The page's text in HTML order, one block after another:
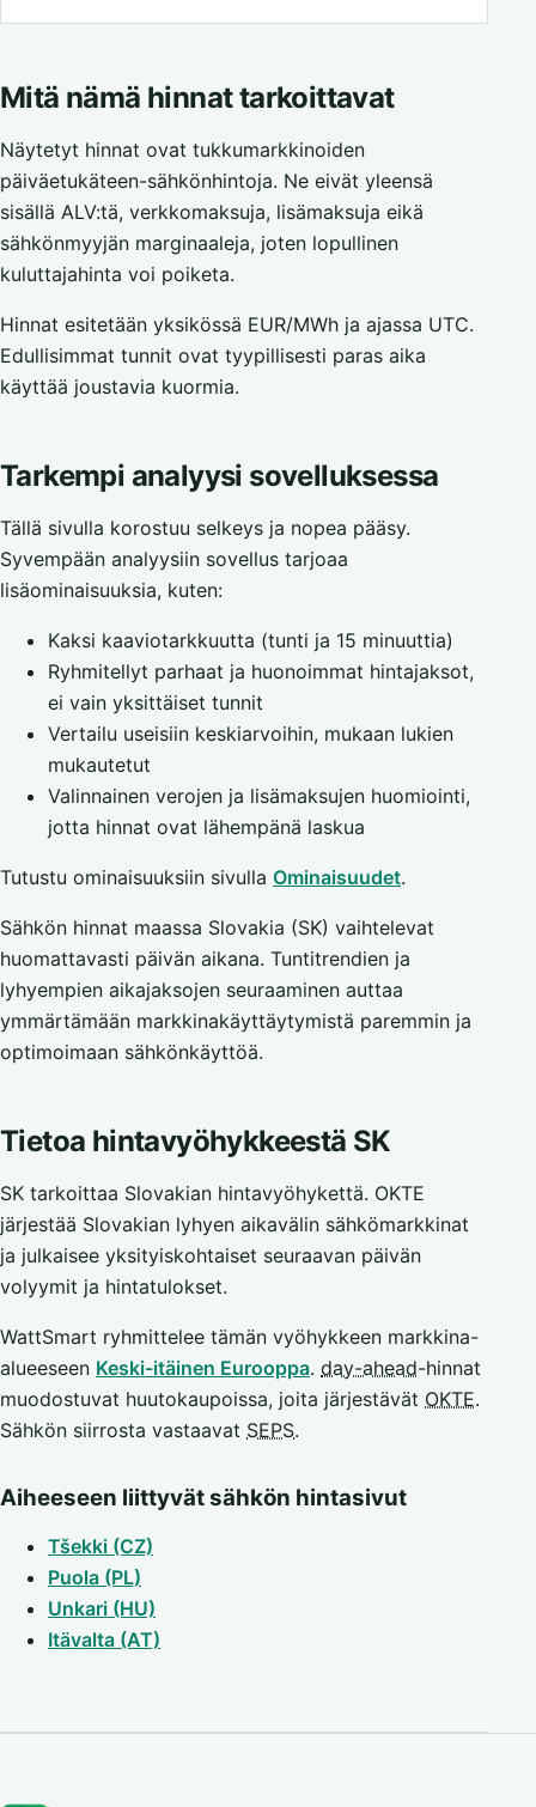
Mitä nämä hinnat tarkoittavat
Näytetyt hinnat ovat tukkumarkkinoiden
päiväetukäteen-sähkönhintoja. Ne eivät yleensä
sisällä ALV:tä, verkkomaksuja, lisämaksuja eikä
sähkönmyyjän marginaaleja, joten lopullinen
kuluttajahinta voi poiketa.
Hinnat esitetään yksikössä EUR/MWh ja ajassa UTC.
Edullisimmat tunnit ovat tyypillisesti paras aika
käyttää joustavia kuormia.
Tarkempi analyysi sovelluksessa
Tällä sivulla korostuu selkeys ja nopea pääsy.
Syvempään analyysiin sovellus tarjoaa
lisäominaisuuksia, kuten:
Kaksi kaaviotarkkuutta (tunti ja 15 minuuttia)
Ryhmitellyt parhaat ja huonoimmat hintajaksot,
ei vain yksittäiset tunnit
Vertailu useisiin keskiarvoihin, mukaan lukien
mukautetut
Valinnainen verojen ja lisämaksujen huomiointi,
jotta hinnat ovat lähempänä laskua
Tutustu ominaisuuksiin sivulla Ominaisuudet.
Sähkön hinnat maassa Slovakia (SK) vaihtelevat
huomattavasti päivän aikana. Tuntitrendien ja
lyhyempien aikajaksojen seuraaminen auttaa
ymmärtämään markkinakäyttäytymistä paremmin ja
optimoimaan sähkönkäyttöä.
Tietoa hintavyöhykkeestä SK
SK tarkoittaa Slovakian hintavyöhykettä. OKTE
järjestää Slovakian lyhyen aikavälin sähkömarkkinat
ja julkaisee yksityiskohtaiset seuraavan päivän
volyymit ja hintatulokset.
WattSmart ryhmittelee tämän vyöhykkeen markkina-
alueeseen Keski-itäinen Eurooppa. day-ahead-hinnat
muodostuvat huutokaupoissa, joita järjestävät OKTE.
Sähkön siirrosta vastaavat SEPS.
Aiheeseen liittyvät sähkön hintasivut
Tšekki (CZ)
Puola (PL)
Unkari (HU)
Itävalta (AT)